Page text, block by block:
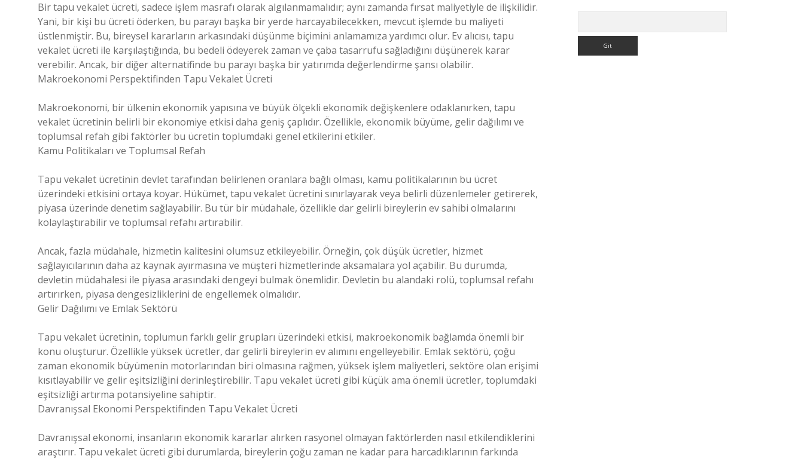
Bir tapu vekalet ücreti, sadece işlem masrafı olarak algılanmamalıdır; aynı zamanda fırsat maliyetiyle de ilişkilidir.
Yani, bir kişi bu ücreti öderken, bu parayı başka bir yerde harcayabilecekken, mevcut işlemde bu maliyeti
üstlenmiştir. Bu, bireysel kararların arkasındaki düşünme biçimini anlamamıza yardımcı olur. Ev alıcısı, tapu
vekalet ücreti ile karşılaştığında, bu bedeli ödeyerek zaman ve çaba tasarrufu sağladığını düşünerek karar
verebilir. Ancak, bir diğer alternatifinde bu parayı başka bir yatırımda değerlendirme şansı olabilir.
Makroekonomi Perspektifinden Tapu Vekalet Ücreti
Makroekonomi, bir ülkenin ekonomik yapısına ve büyük ölçekli ekonomik değişkenlere odaklanırken, tapu
vekalet ücretinin belirli bir ekonomiye etkisi daha geniş çaplıdır. Özellikle, ekonomik büyüme, gelir dağılımı ve
toplumsal refah gibi faktörler bu ücretin toplumdaki genel etkilerini etkiler.
Kamu Politikaları ve Toplumsal Refah
Tapu vekalet ücretinin devlet tarafından belirlenen oranlara bağlı olması, kamu politikalarının bu ücret
üzerindeki etkisini ortaya koyar. Hükümet, tapu vekalet ücretini sınırlayarak veya belirli düzenlemeler getirerek,
piyasa üzerinde denetim sağlayabilir. Bu tür bir müdahale, özellikle dar gelirli bireylerin ev sahibi olmalarını
kolaylaştırabilir ve toplumsal refahı artırabilir.
Ancak, fazla müdahale, hizmetin kalitesini olumsuz etkileyebilir. Örneğin, çok düşük ücretler, hizmet
sağlayıcılarının daha az kaynak ayırmasına ve müşteri hizmetlerinde aksamalara yol açabilir. Bu durumda,
devletin müdahalesi ile piyasa arasındaki dengeyi bulmak önemlidir. Devletin bu alandaki rolü, toplumsal refahı
artırırken, piyasa dengesizliklerini de engellemek olmalıdır.
Gelir Dağılımı ve Emlak Sektörü
Tapu vekalet ücretinin, toplumun farklı gelir grupları üzerindeki etkisi, makroekonomik bağlamda önemli bir
konu oluşturur. Özellikle yüksek ücretler, dar gelirli bireylerin ev alımını engelleyebilir. Emlak sektörü, çoğu
zaman ekonomik büyümenin motorlarından biri olmasına rağmen, yüksek işlem maliyetleri, sektöre olan erişimi
kısıtlayabilir ve gelir eşitsizliğini derinleştirebilir. Tapu vekalet ücreti gibi küçük ama önemli ücretler, toplumdaki
eşitsizliği artırma potansiyeline sahiptir.
Davranışsal Ekonomi Perspektifinden Tapu Vekalet Ücreti
Davranışsal ekonomi, insanların ekonomik kararlar alırken rasyonel olmayan faktörlerden nasıl etkilendiklerini
araştırır. Tapu vekalet ücreti gibi durumlarda, bireylerin çoğu zaman ne kadar para harcadıklarının farkında